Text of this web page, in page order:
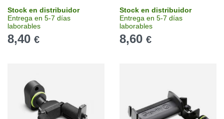
Stock en distribuidor
Entrega en 5-7 días
laborables
8,40 €
Stock en distribuidor
Entrega en 5-7 días
laborables
8,60 €